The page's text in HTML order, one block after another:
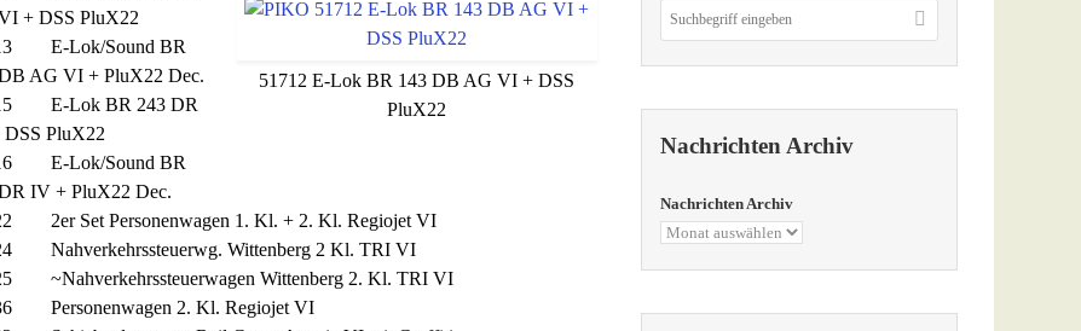
51712 E-Lok BR 143 DB AG VI + DSS
PluX22
+ DSS PluX22
E-Lok/Sound BR
AG VI + PluX22 Dec.
E-Lok BR 243 DR
PluX22
E-Lok/Sound BR
IV + PluX22 Dec.
2er Set Personenwagen 1. Kl. + 2. Kl. Regiojet VI
Nahverkehrssteuerwg. Wittenberg 2 Kl. TRI VI
~Nahverkehrssteuerwagen Wittenberg 2. Kl. TRI VI
Personenwagen 2. Kl. Regiojet VI
Nachrichten Archiv
Nachrichten Archiv